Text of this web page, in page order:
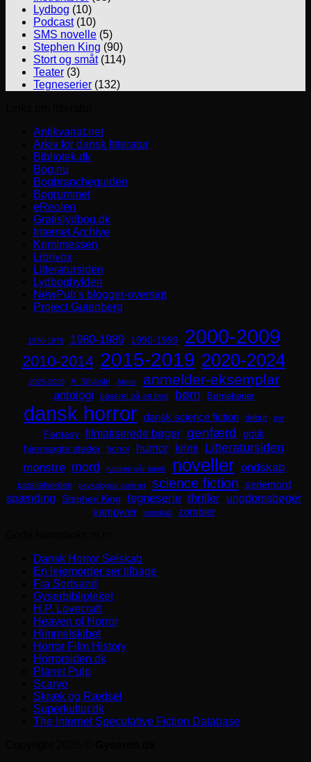
Lydbog (10)
Podcast(10)
SMS novelle (5)
Stephen King (90)
Stort og småt(114)
Teater (3)
Tegneserier (132)
Antikvariat.net
Arkiv for dansk litteratur
Bibliotek.dk
Bog.nu
Bogbrancheguiden
Bogrummet
eReolen
Gratislydbog.dk
Internet Archive
Krimimessen
Librivox
Litteratursiden
Lydboghylden
NewPub's blogger-oversigt
Project Gutenberg
1970-1979 1980-1989 1990-1999 2000-2009
2010-2014 2015-2019 2020-2024
2025-2029 A. Silvestri Aliens anmelder-eksemplar
antologi baseret på en bog børn Børnebøger
dansk horror dansk science fiction debut dyr
Fantasy filmatiserede bøger genfærd
gotik
hjemsøgte steder
horror humor krimi Litteratursiden
monstre mord naturen går amok noveller ondskab
parallelverden psykologisk portræt science fiction seriemord
spænding Stephen King tegneserie thriller ungdomsbøger
vampyrer venskab
zombier
Dansk Horror Selskab
En lejemorder ser tilbage
Fra Sortsand
Gyserbiblioteket
H.P. Lovecraft
Heaven of Horror
Himmelskibet
Horror Film History
Horrorsiden.dk
Planet Pulp
Scaryo
Skræk og Rædsel
Superkultur.dk
The Internet Speculative Fiction Database